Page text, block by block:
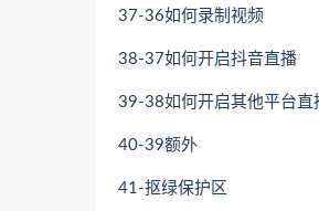
37-36如何录制视频
38-37如何开启抖音直播
39-38如何开启其他平台直
40-39额外
41-抠绿保护区